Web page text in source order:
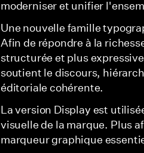
moderniser et unifier
Une nouvelle famille
Afin de répondre à la
structurée et plus
soutient le discours,
éditoriale cohérente.
La version Display est
visuelle de la marque. Plus
marqueur graphique